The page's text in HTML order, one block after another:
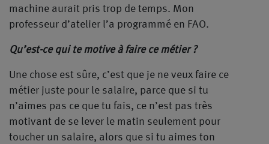
machine aurait pris trop de temps. Mon
professeur d’atelier l’a programmé en FAO.
Qu’est-ce qui te motive à faire ce métier ?
Une chose est sûre, c’est que je ne veux faire ce
métier juste pour le salaire, parce que si tu
n’aimes pas ce que tu fais, ce n’est pas très
motivant de se lever le matin seulement pour
toucher un salaire, alors que si tu aimes ton